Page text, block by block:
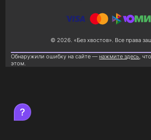
© 2026. «Без хвостов». Все права
Обнаружили ошибку на сайте — нажмите здесь,
этом.